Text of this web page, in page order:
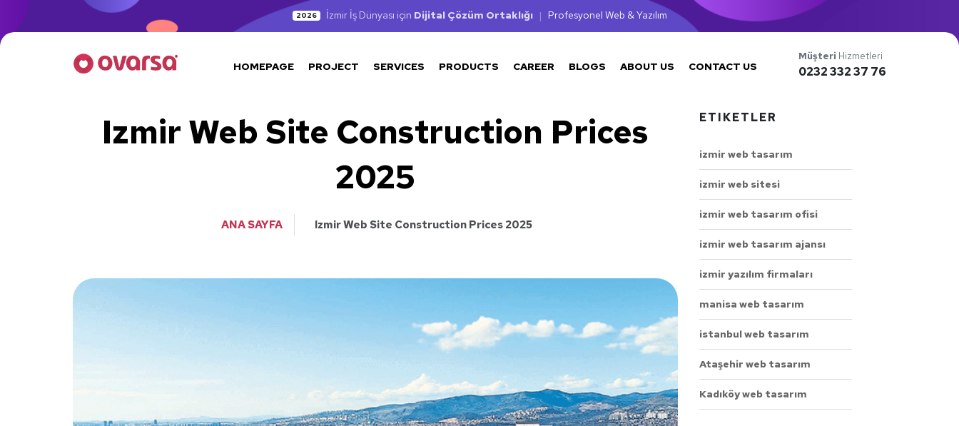
2026 İzmir İş Dünyası için Dijital Çözüm Ortaklığı | Profesyonel Web & Yazılım
HOMEPAGE PROJECT SERVICES PRODUCTS CAREER BLOGS ABOUT US CONTACT US
Müşteri Hizmetleri
0232 332 37 76
Izmir Web Site Construction Prices
2025
ANA SAYFA Izmir Web Site Construction Prices 2025
ETIKETLER
izmir web tasarım
izmir web sitesi
izmir web tasarım ofisi
izmir web tasarım ajansı
izmir yazılım firmaları
manisa web tasarım
istanbul web tasarım
Ataşehir web tasarım
Kadıköy web tasarım